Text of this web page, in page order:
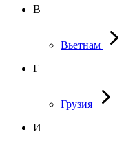
В
Вьетнам
Г
Грузия
И